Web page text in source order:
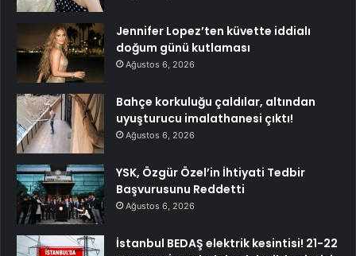
Jennifer Lopez’ten küvette iddialı
doğum günü kutlaması
Ağustos 6, 2026
Bahçe korkuluğu çaldılar, altından
uyuşturucu imalathanesi çıktı!
Ağustos 6, 2026
YSK, Özgür Özel’in İhtiyati Tedbir
Başvurusunu Reddetti
Ağustos 6, 2026
İstanbul BEDAŞ elektrik kesintisi! 21-22